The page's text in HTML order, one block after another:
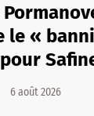
le «
6 août 2026